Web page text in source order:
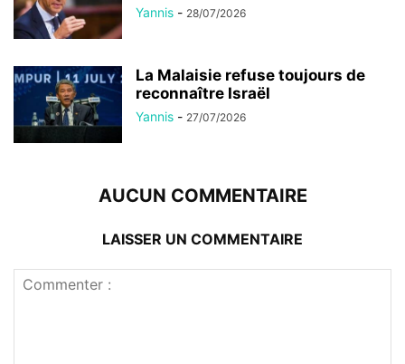
Yannis - 28/07/2026
La Malaisie refuse toujours de
reconnaître Israël
Yannis - 27/07/2026
AUCUN COMMENTAIRE
LAISSER UN COMMENTAIRE